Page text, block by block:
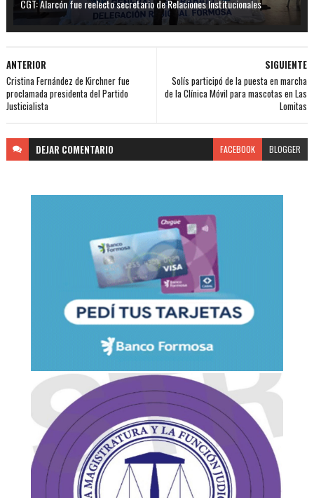
CGT: Alarcón fue reelecto secretario de Relaciones Institucionales
SIGUIENTE
Solís participó de la puesta en marcha
de la Clínica Móvil para mascotas en Las
Lomitas
ANTERIOR
Cristina Fernández de Kirchner fue
proclamada presidenta del Partido
Justicialista
DEJAR COMENTARIO FACEBOOK BLOGGER